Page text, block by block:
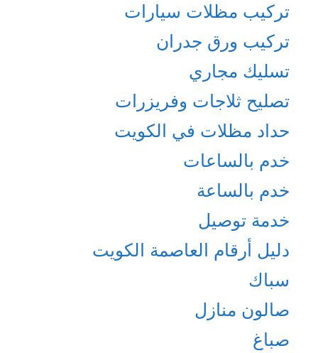
تركيب مظلات سيارات
تركيب ورق جدران
تسليك مجاري
تصليح ثلاجات وفريزرات
حداد مظلات في الكويت
خدم بالساعات
خدم بالساعة
خدمة توصيل
دليل أرقام العاصمة الكويت
سباك
صالون منازل
صباغ